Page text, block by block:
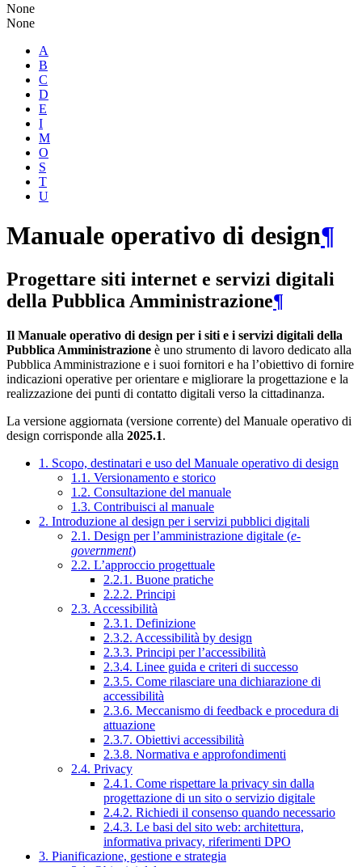
None
None
A
B
C
D
E
I
M
O
S
T
U
Manuale operativo di design¶
Progettare siti internet e servizi digitali
della Pubblica Amministrazione¶
Il Manuale operativo di design per i siti e i servizi digitali della
Pubblica Amministrazione è uno strumento di lavoro dedicato alla
Pubblica Amministrazione e i suoi fornitori e ha l’obiettivo di fornire
indicazioni operative per orientare e migliorare la progettazione e la
realizzazione dei punti di contatto digitali verso la cittadinanza.
La versione aggiornata (versione corrente) del Manuale operativo di
design corrisponde alla 2025.1.
1. Scopo, destinatari e uso del Manuale operativo di design
1.1. Versionamento e storico
1.2. Consultazione del manuale
1.3. Contribuisci al manuale
2. Introduzione al design per i servizi pubblici digitali
2.1. Design per l’amministrazione digitale (e-
government)
2.2. L’approccio progettuale
2.2.1. Buone pratiche
2.2.2. Principi
2.3. Accessibilità
2.3.1. Definizione
2.3.2. Accessibilità by design
2.3.3. Principi per l’accessibilità
2.3.4. Linee guida e criteri di successo
2.3.5. Come rilasciare una dichiarazione di
accessibilità
2.3.6. Meccanismo di feedback e procedura di
attuazione
2.3.7. Obiettivi accessibilità
2.3.8. Normativa e approfondimenti
2.4. Privacy
2.4.1. Come rispettare la privacy sin dalla
progettazione di un sito o servizio digitale
2.4.2. Richiedi il consenso quando necessario
2.4.3. Le basi del sito web: architettura,
informativa privacy, riferimenti DPO
3. Pianificazione, gestione e strategia